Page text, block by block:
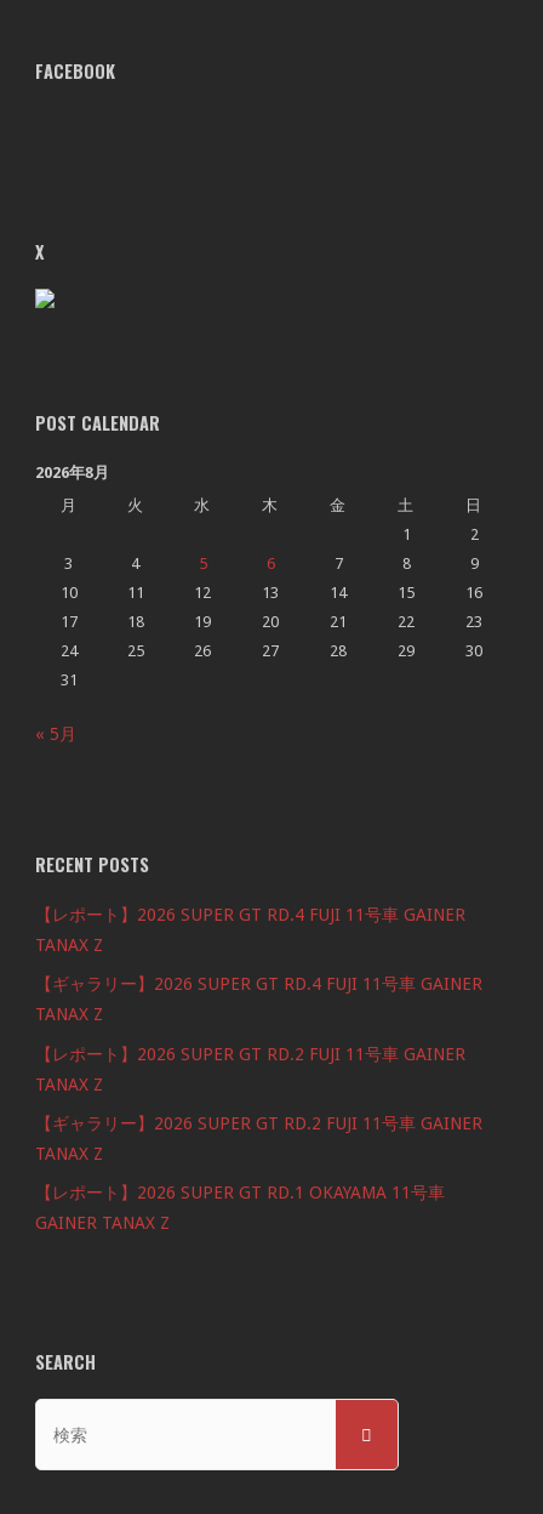
FACEBOOK
X
POST CALENDAR
2026年8月
月
火 水 木 金 土
日
1
2
3
4 5 6 7 8
9
10
11 12 13 14 15
16
17
18 19 20 21 22
23
24
25 26 27 28 29
30
31
« 5月
RECENT POSTS
【レポート】2026 SUPER GT RD.4 FUJI 11号車 GAINER
TANAX Z
【ギャラリー】2026 SUPER GT RD.4 FUJI 11号車 GAINER
TANAX Z
【レポート】2026 SUPER GT RD.2 FUJI 11号車 GAINER
TANAX Z
【ギャラリー】2026 SUPER GT RD.2 FUJI 11号車 GAINER
TANAX Z
【レポート】2026 SUPER GT RD.1 OKAYAMA 11号車
GAINER TANAX Z
SEARCH
対
検